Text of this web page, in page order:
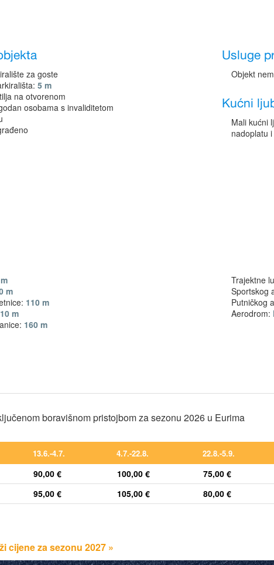
za goste
5 m
na otvorenom
osobama s invaliditetom
Usluge
Objekt
Kućni
Mali kućni
nadoplatu
m
110 m
m
160 m
Trajektne
Sportskog
Putničkog
Aerodrom:
boravišnom pristojbom za sezonu 2026 u Eurima
13.6.-4.7. 4.7.-22.8. 22.8.-5.9.
90,00 € 100,00 € 75,00 €
95,00 € 105,00 € 80,00 €
cijene za sezonu 2027 »